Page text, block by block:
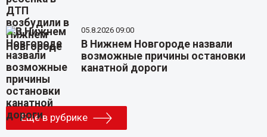
05.8.2026 09:00
В Нижнем Новгороде назвали
возможные причины остановки
канатной дороги
Еще в рубрике